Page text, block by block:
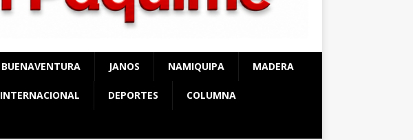
BUENAVENTURA JANOS NAMIQUIPA MADERA
INTERNACIONAL DEPORTES COLUMNA